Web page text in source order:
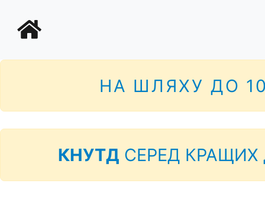
НА ШЛЯХУ ДО
КНУТД СЕРЕД КРАЩИХ